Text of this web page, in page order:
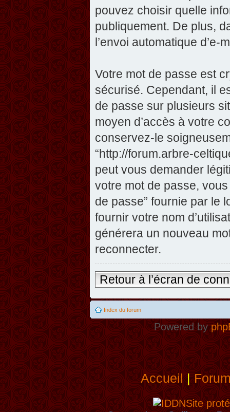
pouvez choisir quelle
publiquement. De plus,
l’envoi automatique d’e-
Votre mot de passe est
sécurisé. Cependant, il
de passe sur plusieurs
moyen d’accès à votre
conservez-le
“http://forum.arbre-
peut vous demander
votre mot de passe,
de passe” fournie par le
fournir votre nom
générera un nouveau
reconnecter.
Retour à l’écran de
Index du forum
Powered by
Accueil|
Site